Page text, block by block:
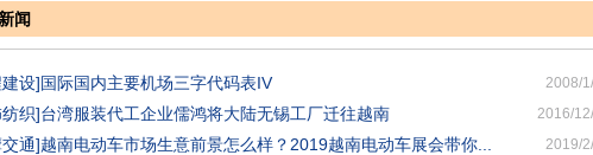
闻
建设]国际国内主要机场三字代码表IV 2008/
纺织]台湾服装代工企业儒鸿将大陆无锡工厂迁往越南 2016/
交通]越南电动车市场生意前景怎么样？2019越南电动车展会带你... 2019/